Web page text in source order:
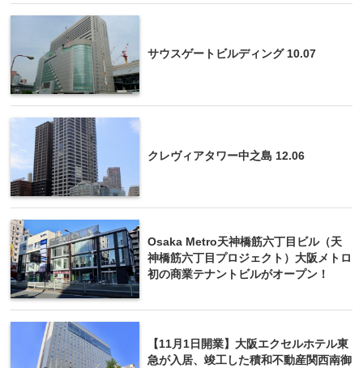
サウスゲートビルディング 10.07
クレヴィアタワー中之島 12.06
Osaka Metro天神橋筋六丁目ビル（天
神橋筋六丁目プロジェクト）大阪メトロ
初の商業テナントビルがオープン！
【11月1日開業】大阪エクセルホテル東
急が入居、竣工した積和不動産関西南御